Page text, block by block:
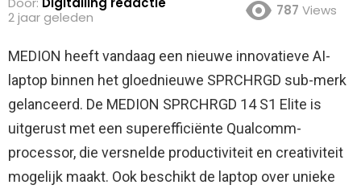
2 jaar geleden
787 Views
MEDION heeft vandaag een nieuwe innovatieve AI-
laptop binnen het gloednieuwe SPRCHRGD sub-merk
gelanceerd. De MEDION SPRCHRGD 14 S1 Elite is
uitgerust met een superefficiënte Qualcomm-
processor, die versnelde productiviteit en creativiteit
mogelijk maakt. Ook beschikt de laptop over unieke